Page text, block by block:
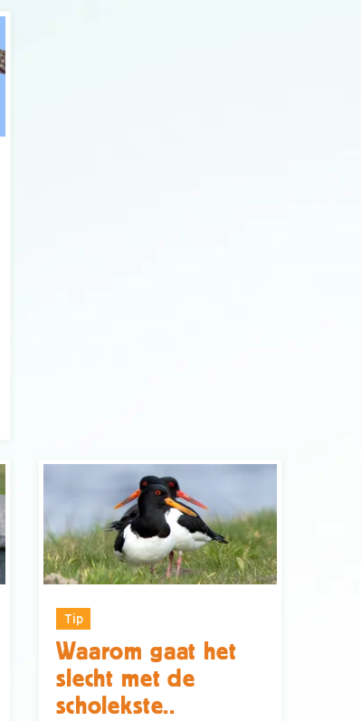
Tip
Waarom gaat het
slecht met de
scholekste..